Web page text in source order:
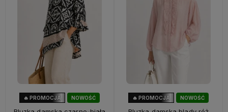
NOWOŚĆ
🔥 PROMOCJA
NOWOŚĆ
🔥 PROMOCJA